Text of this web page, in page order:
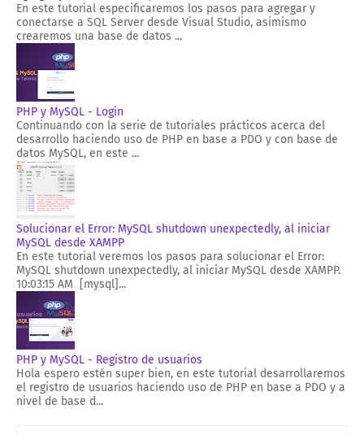
En este tutorial especificaremos los pasos para agregar y
conectarse a SQL Server desde Visual Studio, asimismo
crearemos una base de datos ...
PHP y MySQL - Login
Continuando con la serie de tutoriales prácticos acerca del
desarrollo haciendo uso de PHP en base a PDO y con base de
datos MySQL, en este ...
Solucionar el Error: MySQL shutdown unexpectedly, al iniciar
MySQL desde XAMPP
En este tutorial veremos los pasos para solucionar el Error:
MySQL shutdown unexpectedly, al iniciar MySQL desde XAMPP.
10:03:15 AM [mysql]...
PHP y MySQL - Registro de usuarios
Hola espero estén super bien, en este tutorial desarrollaremos
el registro de usuarios haciendo uso de PHP en base a PDO y a
nivel de base d...